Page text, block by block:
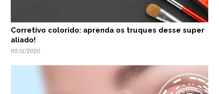
Corretivo colorido: aprenda os truques desse super
aliado!
03/11/2020